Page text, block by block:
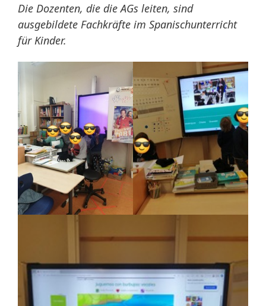
Die Dozenten, die die AGs leiten, sind
ausgebildete Fachkräfte im Spanischunterricht
für Kinder.